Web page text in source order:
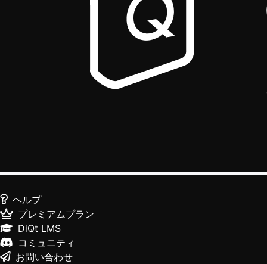
ヘルプ
プレミアムプラン
DiQt LMS
コミュニティ
お問い合わせ